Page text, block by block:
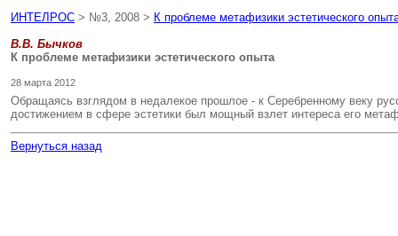
ИНТЕЛРОС > №3, 2008 > К проблеме метафизики эстетического
В.В. Бычков
К проблеме метафизики эстетического опыта
28 марта 2012
Обращаясь взглядом в недалекое прошлое - к Серебренному веку
достижением в сфере эстетики был мощный взлет интереса его
Вернуться назад